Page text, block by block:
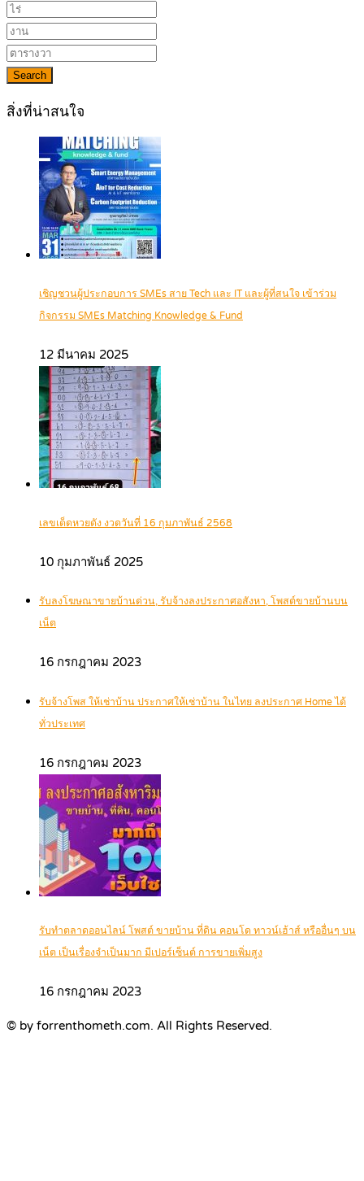
Search
สิ่งที่น่าสนใจ
เชิญชวนผู้ประกอบการ SMEs สาย Tech และ IT และผู้ที่สนใจ เข้าร่วม
กิจกรรม SMEs Matching Knowledge & Fund
12 มีนาคม 2025
เลขเด็ดหวยดัง งวดวันที่ 16 กุมภาพันธ์ 2568
10 กุมภาพันธ์ 2025
รับลงโฆษณาขายบ้านด่วน, รับจ้างลงประกาศอสังหา, โพสต์ขายบ้านบน
เน็ต
16 กรกฎาคม 2023
รับจ้างโพส ให้เช่าบ้าน ประกาศให้เช่าบ้าน ในไทย ลงประกาศ Home ได้
ทั่วประเทศ
16 กรกฎาคม 2023
รับทำตลาดออนไลน์ โพสต์ ขายบ้าน ที่ดิน คอนโด ทาวน์เฮ้าส์ หรืออื่นๆ บน
เน็ต เป็นเรื่องจำเป็นมาก มีเปอร์เซ็นต์ การขายเพิ่มสูง
16 กรกฎาคม 2023
© by forrenthometh.com. All Rights Reserved.